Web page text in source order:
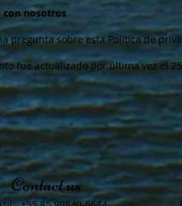
con nosotros
pregunta sobre esta Política de
fue actualizado por última vez el
Contact us